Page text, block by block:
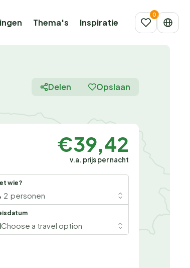
Thema's Inspiratie
Delen Opslaan
€39,42
v.a. prijs per nacht
wie?
2 personen
Choose a travel option